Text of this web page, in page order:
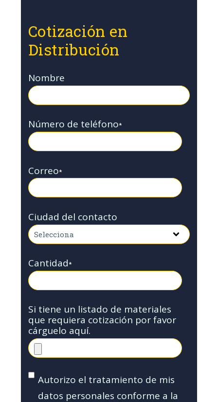
Cotización en
Distribución
Nombre
Número de teléfono*
Correo*
Ciudad del contacto
Cantidad*
Si tiene un listado de materiales
que requiera cotización por favor
cárguelo aquí.
Autorizo el tratamiento de mis
datos personales conforme a la